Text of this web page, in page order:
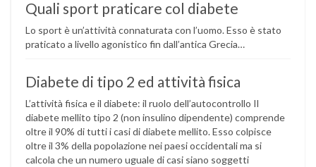
Quali sport praticare col diabete
Lo sport è un’attività connaturata con l’uomo. Esso è stato
praticato a livello agonistico fin dall’antica Grecia…
Diabete di tipo 2 ed attività fisica
L’attività fisica e il diabete: il ruolo dell’autocontrollo Il
diabete mellito tipo 2 (non insulino dipendente) comprende
oltre il 90% di tutti i casi di diabete mellito. Esso colpisce
oltre il 3% della popolazione nei paesi occidentali ma si
calcola che un numero uguale di casi siano soggetti